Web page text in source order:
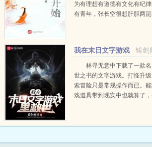
为有理想有道德有文化有纪律
有青年，张长空很想肝胆两昆
回天，顺其自然的成...
铸剑
我在末日文字游戏
里救世林寻无意中下载了一款
世之书的文字游戏。打怪升
索冒险只是常规操作而已。
戏道具带到现实中也就算了
在林寻有与众不同的天赋。